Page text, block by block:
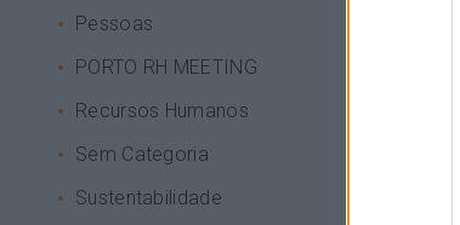
Pessoas
PORTO RH MEETING
Recursos Humanos
Sem Categoria
Sustentabilidade